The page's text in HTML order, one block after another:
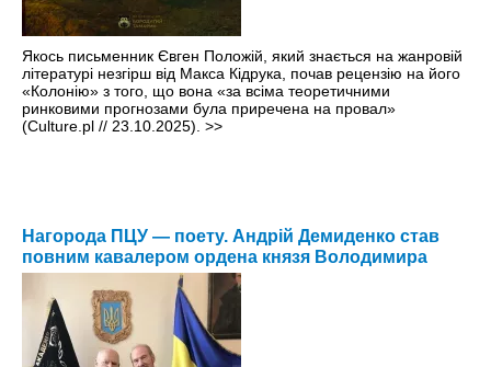
Якось письменник Євген Положій, який знається на жанровій
літературі незгірш від Макса Кідрука, почав рецензію на його
«Колонію» з того, що вона «за всіма теоретичними
ринковими прогнозами була приречена на провал»
(Culture.pl // 23.10.2025). >>
Нагорода ПЦУ — поету. Андрій Демиденко став
повним кавалером ордена князя Володимира